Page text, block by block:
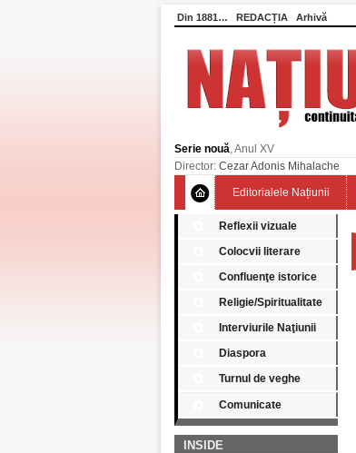
Din 1881… REDACȚIA Arhivă
Serie nouă, Anul XV
Director: Cezar Adonis Mihalache
Editorialele Națiunii
Reflexii vizuale
Colocvii literare
Confluenţe istorice
Religie/Spiritualitate
Interviurile Naţiunii
Diaspora
Turnul de veghe
Comunicate
INSIDE